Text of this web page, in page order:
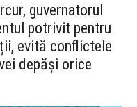
guvernatorul
potrivit pentru
evită conflictele
depăși orice